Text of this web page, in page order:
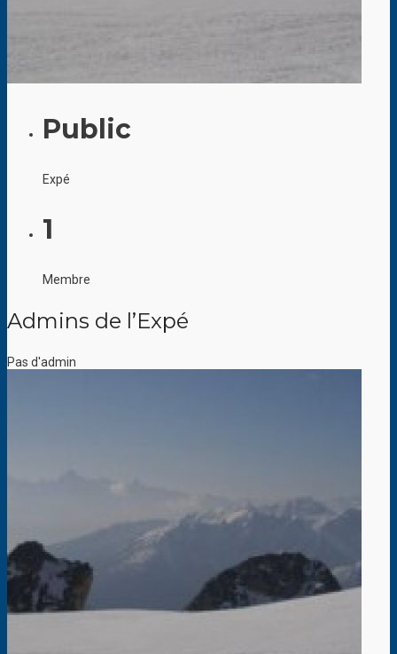
Public
Expé
1
Membre
Admins de l’Expé
Pas d'admin